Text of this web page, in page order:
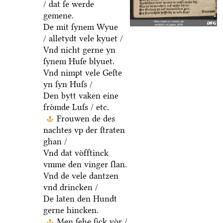
/ dat ſe werde
gemene.
De mit ſynem Wyue
/ alletydt vele kyuet /
Vnd nicht gerne yn
ſynem Huſe blyuet.
Vnd nimpt vele Geſte
yn ſyn Huſs /
Den bytt vaken eine
froͤmde Luſs / etc.
Frouwen de des
nachtes vp der ſtraten
ghan /
Vnd dat voͤfftinck
vmme den vinger ſlan.
Vnd de vele dantzen
vnd drincken /
De laten den Hundt
gerne hincken.